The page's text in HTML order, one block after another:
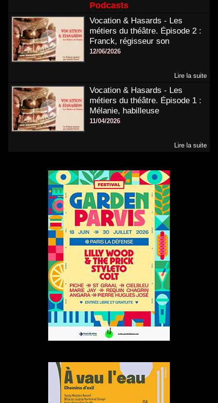
Podcasts
Vocation & Hasards - Les
métiers du théâtre. Épisode 2 :
Franck, régisseur son
12/06/2026
Lire la suite
Vocation & Hasards - Les
métiers du théâtre. Épisode 1 :
Mélanie, habilleuse
11/04/2026
Lire la suite